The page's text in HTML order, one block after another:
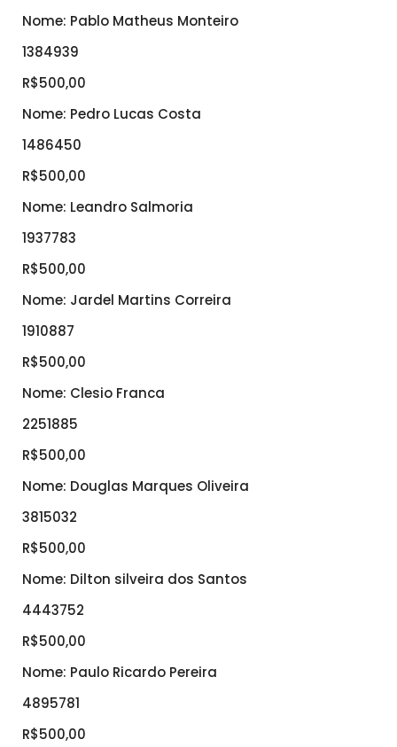
Nome: Pablo Matheus Monteiro
1384939
R$500,00
Nome: Pedro Lucas Costa
1486450
R$500,00
Nome: Leandro Salmoria
1937783
R$500,00
Nome: Jardel Martins Correira
1910887
R$500,00
Nome: Clesio Franca
2251885
R$500,00
Nome: Douglas Marques Oliveira
3815032
R$500,00
Nome: Dilton silveira dos Santos
4443752
R$500,00
Nome: Paulo Ricardo Pereira
4895781
R$500,00